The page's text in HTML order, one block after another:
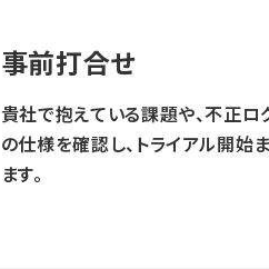
事前打合せ
貴社で抱えている課題や、不正
の仕様を確認し、トライアル開始
ます。